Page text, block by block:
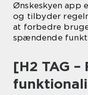
Ønskeskyen app
og tilbyder
at forbedre
spændende
[H2 TAG